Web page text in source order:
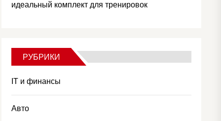
идеальный комплект для тренировок
РУБРИКИ
IT и финансы
Авто